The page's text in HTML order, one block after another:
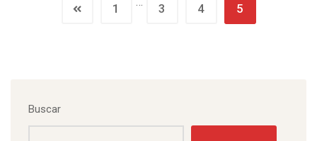
1 3 4 5
Buscar